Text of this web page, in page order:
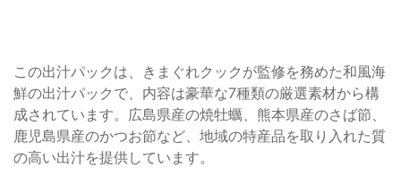
この出汁パックは、きまぐれクックが監修を務めた和風海
鮮の出汁パックで、内容は豪華な7種類の厳選素材から構
成されています。広島県産の焼牡蠣、熊本県産のさば節、
鹿児島県産のかつお節など、地域の特産品を取り入れた質
の高い出汁を提供しています。